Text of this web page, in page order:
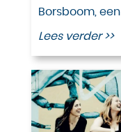
Borsboom, een
Lees verder >>